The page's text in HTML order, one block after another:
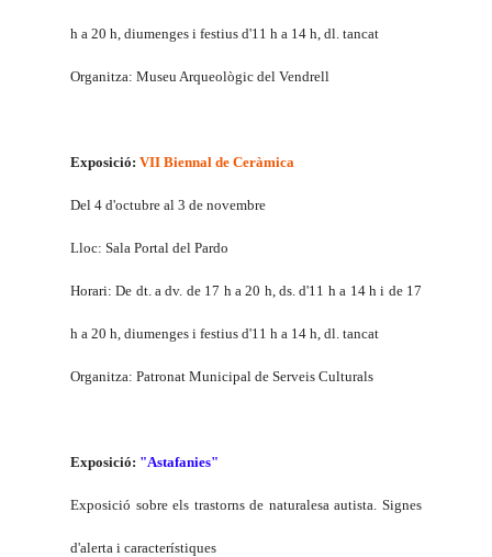
h a 20 h, diumenges i festius d'11 h a 14 h, dl. tancat
Organitza: Museu Arqueològic del Vendrell
Exposició: VII Biennal de Ceràmica
Del 4 d'octubre al 3 de novembre
Lloc: Sala Portal del Pardo
Horari: De dt. a dv. de 17 h a 20 h, ds. d'11 h a 14 h i de 17
h a 20 h, diumenges i festius d'11 h a 14 h, dl. tancat
Organitza: Patronat Municipal de Serveis Culturals
Exposició: "Astafanies"
Exposició sobre els trastorns de naturalesa autista. Signes
d'alerta i característiques